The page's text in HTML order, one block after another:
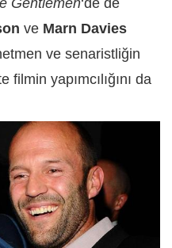
Gentlemen‘de de
ve Marn Davies
ve senaristliğin
filmin yapımcılığını da